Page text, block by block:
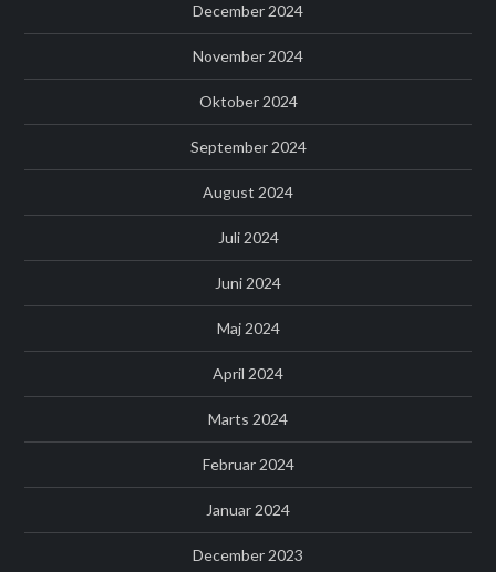
December 2024
November 2024
Oktober 2024
September 2024
August 2024
Juli 2024
Juni 2024
Maj 2024
April 2024
Marts 2024
Februar 2024
Januar 2024
December 2023